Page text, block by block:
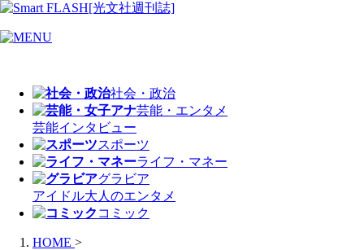
社会・政治
芸能・エンタメ
芸能インタビュー
スポーツ
ライフ・マネー
グラビア
アイドル大人のエンタメ
コミック
HOME >